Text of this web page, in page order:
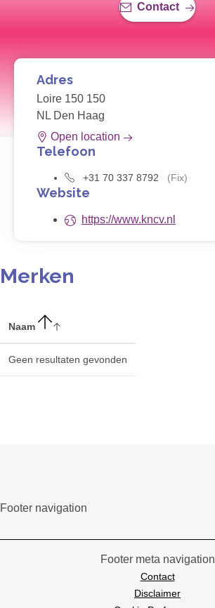
Contact
Adres
Loire 150 150
NL Den Haag
Open location
Telefoon
+31 70 337 8792 (Fix)
Website
https://www.kncv.nl
Merken
Naam
Geen resultaten gevonden
Footer navigation
Footer meta navigation
Contact
Disclaimer